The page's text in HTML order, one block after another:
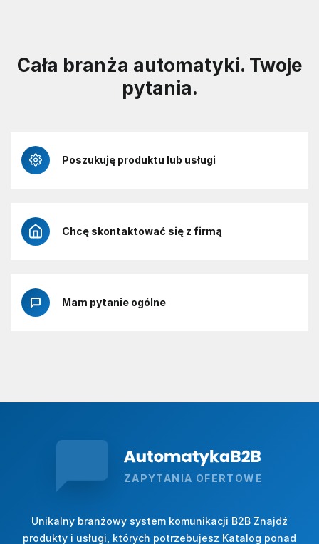
Cała branża automatyki. Twoje
pytania.
Poszukuję produktu lub usługi
Chcę skontaktować się z firmą
Mam pytanie ogólne
ZAPYTANIA OFERTOWE
Unikalny branżowy system komunikacji B2B Znajdź
produkty i usługi, których potrzebujesz Katalog ponad